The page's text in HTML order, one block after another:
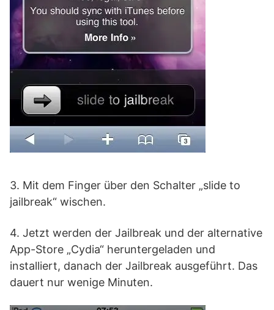
3. Mit dem Finger über den Schalter „slide to
jailbreak“ wischen.
4. Jetzt werden der Jailbreak und der alternative
App-Store „Cydia“ heruntergeladen und
installiert, danach der Jailbreak ausgeführt. Das
dauert nur wenige Minuten.